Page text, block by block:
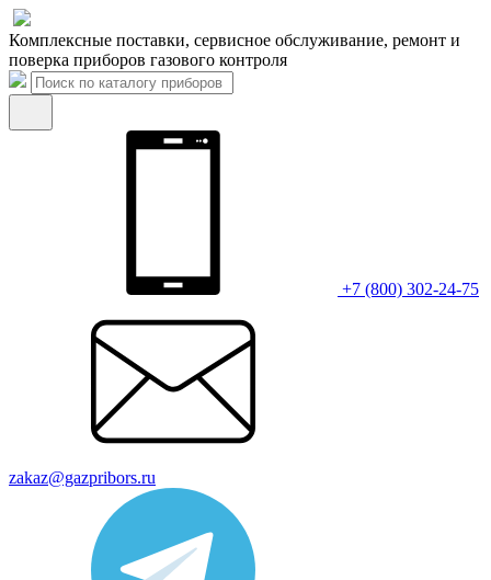
Комплексные поставки, сервисное обслуживание, ремонт и
поверка приборов газового контроля
+7 (800) 302-24-75
zakaz@gazpribors.ru